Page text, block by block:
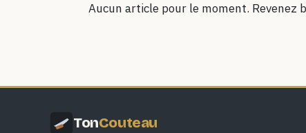
Aucun article pour le moment. Revenez
TonCouteau